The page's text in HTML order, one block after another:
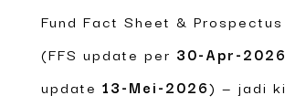
Fund Fact Sheet &
(FFS update per 30-Apr-2026
update 13-Mei-2026) — jadi